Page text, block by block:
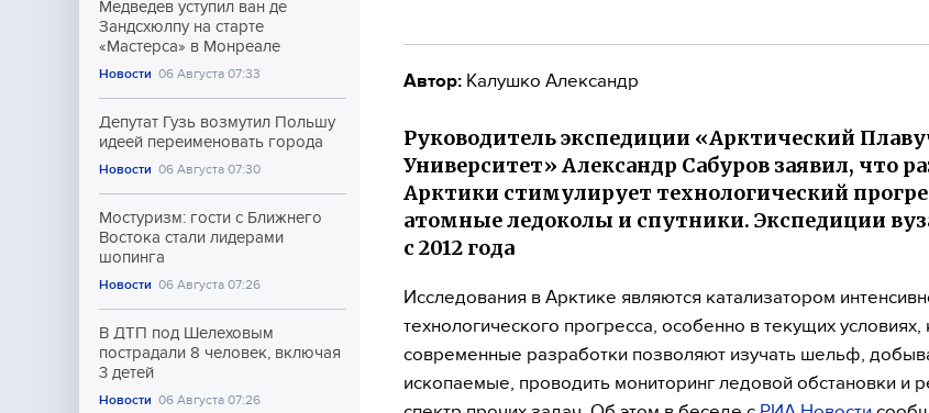
Медведев уступил ван де
Зандсхюлпу на старте
«Мастерса» в Монреале
Новости 06 Августа 07:33
Депутат Гузь возмутил Польшу
идеей переименовать города
Новости 06 Августа 07:30
Мостуризм: гости с Ближнего
Востока стали лидерами
шопинга
Новости 06 Августа 07:26
В ДТП под Шелеховым
пострадали 8 человек, включая
3 детей
Новости 06 Августа 07:26
Автор: Калушко Александр
Руководитель экспедиции «Арктический
Университет» Александр Сабуров заявил, что
Арктики стимулирует технологический
атомные ледоколы и спутники. Экспедиции
с 2012 года
Исследования в Арктике являются катализатором
технологического прогресса, особенно в текущих условиях,
современные разработки позволяют изучать шельф,
ископаемые, проводить мониторинг ледовой обстановки и